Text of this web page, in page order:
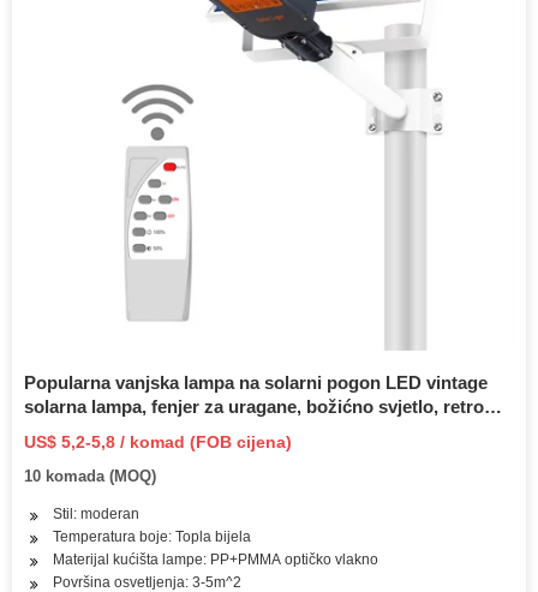
Popularna vanjska lampa na solarni pogon LED vintage
solarna lampa, fenjer za uragane, božićno svjetlo, retro
lampa
US$ 5,2-5,8 / komad (FOB cijena)
10 komada (MOQ)
Stil: moderan
Temperatura boje: Topla bijela
Materijal kućišta lampe: PP+PMMA optičko vlakno
Površina osvetljenja: 3-5m^2